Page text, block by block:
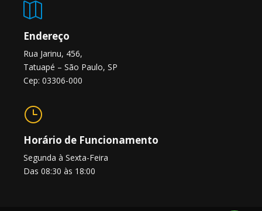

Endereço
Rua Jarinu, 456,
Tatuapé – São Paulo, SP
Cep: 03306-000
}
Horário de Funcionamento
Segunda à Sexta-Feira
Das 08:30 às 18:00